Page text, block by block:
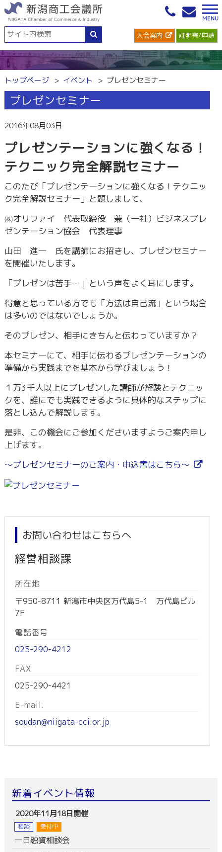
入会案内 証明書/申請
トップページ イベント プレゼンセミナー
プレゼンセミナー
2016年08月03日
プレゼンテーションに強くなる！
テクニック完全解説セミナー
このたび「プレゼンテーションに強くなる！テクニッ
ク完全解説セミナー」と題しまして、
㈱オリファイ 代表取締役 兼（一社）ビジネスプレ
ゼンテーション協会 代表理事
山田 進一 氏を講師にお招きし、プレゼンセミナー
を開催いたします。
「プレゼンは苦手…」という声をよく耳にします。
得意と思っている方でも「方法は自己流」という場合
は多いのではないでしょうか。
そのプレゼン、相手にきちんと伝わっていますか？
本セミナーにて、相手に伝わるプレゼンテーションの
準備から実践までを基本から学びましょう！
１万3千人以上にプレゼンした講師が経験とテクニッ
クを、誰にでも実践できるように具体的なステップに
落とし込んで解説します。
是非、この機会にご参加くださいますようご案内申し
上げます。
～プレゼンセミナーのご案内・申込書はこちら～
お問い合わせはこちらへ
経営相談課
所在地
〒950-8711 新潟市中央区万代島5-1 万代島ビル
7F
電話番号
025-290-4212
FAX
025-290-4421
E-mail.
soudan@niigata-cci.or.jp
新着イベント情報
2020年11月18日開催
相談 受付中
一日融資相談会